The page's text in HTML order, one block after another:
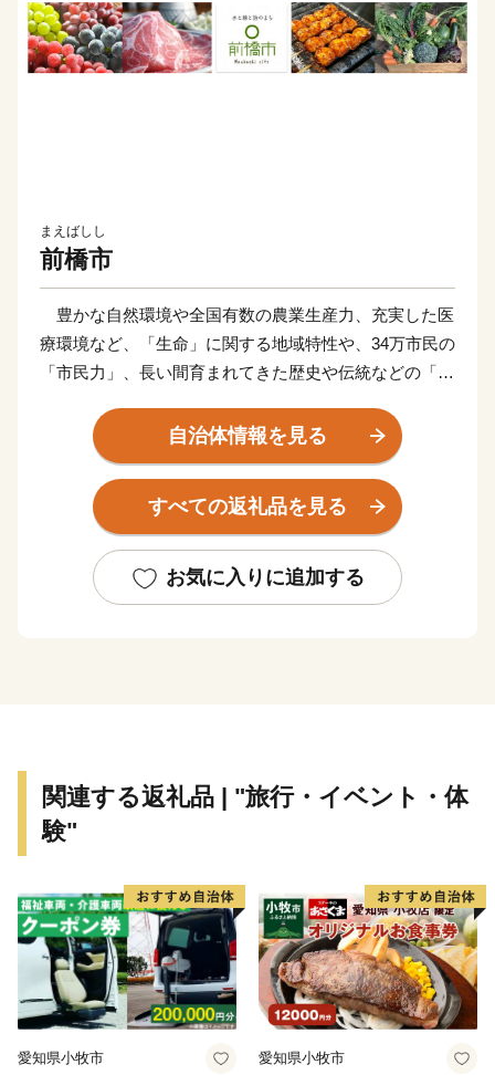
まえばしし
前橋市
豊かな自然環境や全国有数の農業生産力、充実した医
療環境など、「生命」に関する地域特性や、34万市民の
「市民力」、長い間育まれてきた歴史や伝統などの「地
全・安心なまちづくりを進めています。
ふるさと納税制度の実施にあたっては、全国の賛同者
とともに事業を推進したい13のプロジェクトコース と
市長一任コースの計14通りの使い道を掲載させていただ
ご用意させていただいております。
前橋市出身の皆様、全国にお住まいの皆様には、「前
自治体情報を見る
すべての返礼品を見る
お気に入りに追加する
関連する返礼品 | "旅行・イベント・体
験"
愛知県小牧市 愛知県小牧市